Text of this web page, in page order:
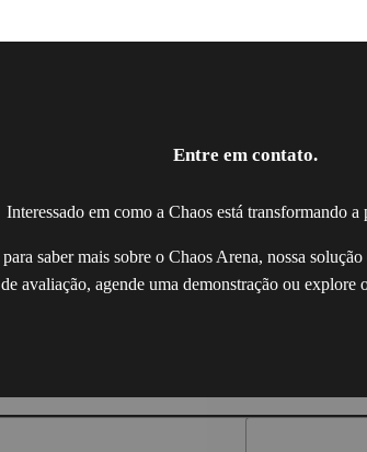
Entre em contato.
Interessado em como a Chaos está transformando
saber mais sobre o Chaos Arena, nossa
avaliação, agende uma demonstração ou explore